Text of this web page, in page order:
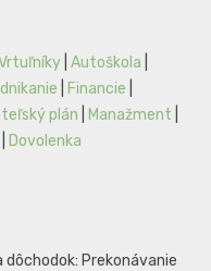
Autoškola
Financie
plán Manažment
Dovolenka
dôchodok: Prekonávanie